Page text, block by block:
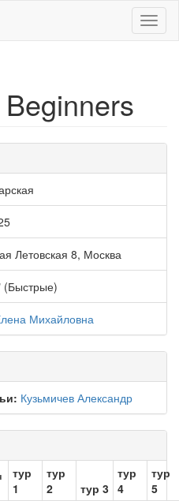
Летовская 8, Москва
(Быстрые)
Михайловна
Кузьмичев Александр
тур
1
тур
2
тур 3
тур
4
тур
5